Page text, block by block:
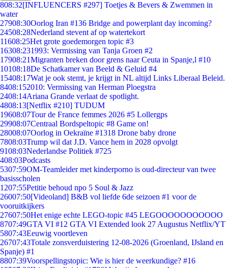
808:32[INFLUENCERS #297] Toetjes & Bevers & Zwemmen in
water
27908:30Oorlog Iran #136 Bridge and powerplant day incoming?
24508:28Nederland stevent af op watertekort
11608:25Het grote goedemorgen topic #3
16308:231993: Vermissing van Tanja Groen #2
17908:21Migranten breken door grens naar Ceuta in Spanje,l #10
10108:18De Schatkamer van Beeld & Geluid #4
15408:17Wat je ook stemt, je krijgt in NL altijd Links Liberaal Beleid.
8408:152010: Vermissing van Herman Ploegstra
2408:14Ariana Grande verlaat de spotlight.
4808:13[Netflix #210] TUDUM
19608:07Tour de France femmes 2026 #5 Lollergps
29908:07Centraal Bordspeltopic #8 Game on!
28008:07Oorlog in Oekraïne #1318 Drone baby drone
7808:03Trump wil dat J.D. Vance hem in 2028 opvolgt
9108:03Nederlandse Politiek #725
408:03Podcasts
5307:59OM-Teamleider met kinderporno is oud-directeur van twee
basisscholen
1207:55Petitie behoud npo 5 Soul & Jazz
26007:50[Videoland] B&B vol liefde 6de seizoen #1 voor de
vooruitkijkers
27607:50Het enige echte LEGO-topic #45 LEGOOOOOOOOOOO
8707:49GTA VI #12 GTA VI Extended look 27 Augustus Netflix/YT
5807:43Eeuwig voortleven
26707:43Totale zonsverduistering 12-08-2026 (Groenland, IJsland en
Spanje) #1
8807:39Voorspellingstopic: Wie is hier de weerkundige? #16